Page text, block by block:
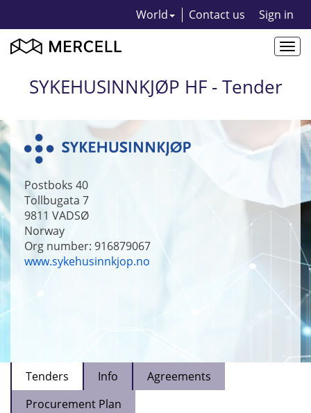
World Contact us Sign in
SYKEHUSINNKJØP HF - Tender
Postboks 40
Tollbugata 7
9811 VADSØ
Norway
Org number: 916879067
www.sykehusinnkjop.no
Tenders Info
Agreements
Procurement Plan